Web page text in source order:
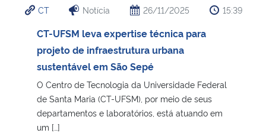
Ministério da Cidadania
Ministério de Minas e Energia
Ministério da Ciência, Tecnologia, Inovações e Comunicações
CT Notícia 26/11/2025 15:39
CT-UFSM leva expertise técnica para
projeto de infraestrutura urbana
sustentável em São Sepé
O Centro de Tecnologia da Universidade Federal
de Santa Maria (CT-UFSM), por meio de seus
departamentos e laboratórios, está atuando em
um […]